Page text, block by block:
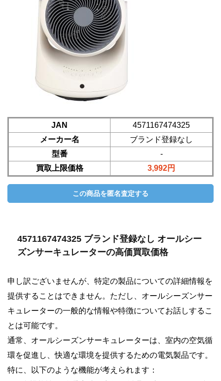
JAN
4571167474325
メーカー名
ブランド登録なし
型番
-
買取上限価格
3,992円
4571167474325 ブランド登録なし オールシー
ズンサーキュレーターの高価買取価格
申し訳ございませんが、特定の製品についての詳細情報を
提供することはできません。ただし、オールシーズンサー
キュレーターの一般的な情報や特徴についてお話しするこ
とは可能です。
通常、オールシーズンサーキュレーターは、室内の空気循
環を促進し、快適な環境を提供するための電気製品です。
特に、以下のような機能が考えられます：